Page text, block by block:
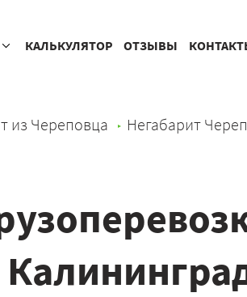
КАЛЬКУЛЯТОР ОТЗЫВЫ
из Череповца Негабарит